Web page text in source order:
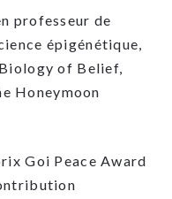
professeur de
épigénétique,
Biology of Belief,
Honeymoon
Goi Peace Award